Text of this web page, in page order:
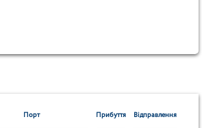
Порт Прибуття Відправлення